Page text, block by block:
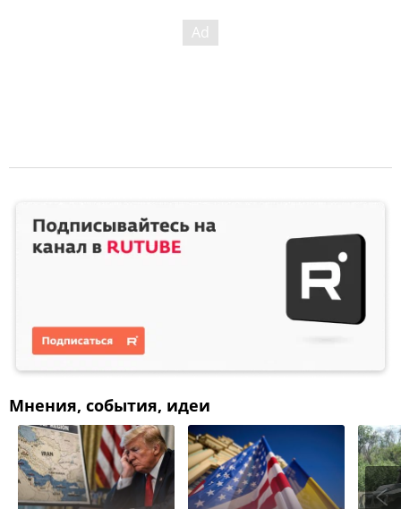
Мнения, события, идеи